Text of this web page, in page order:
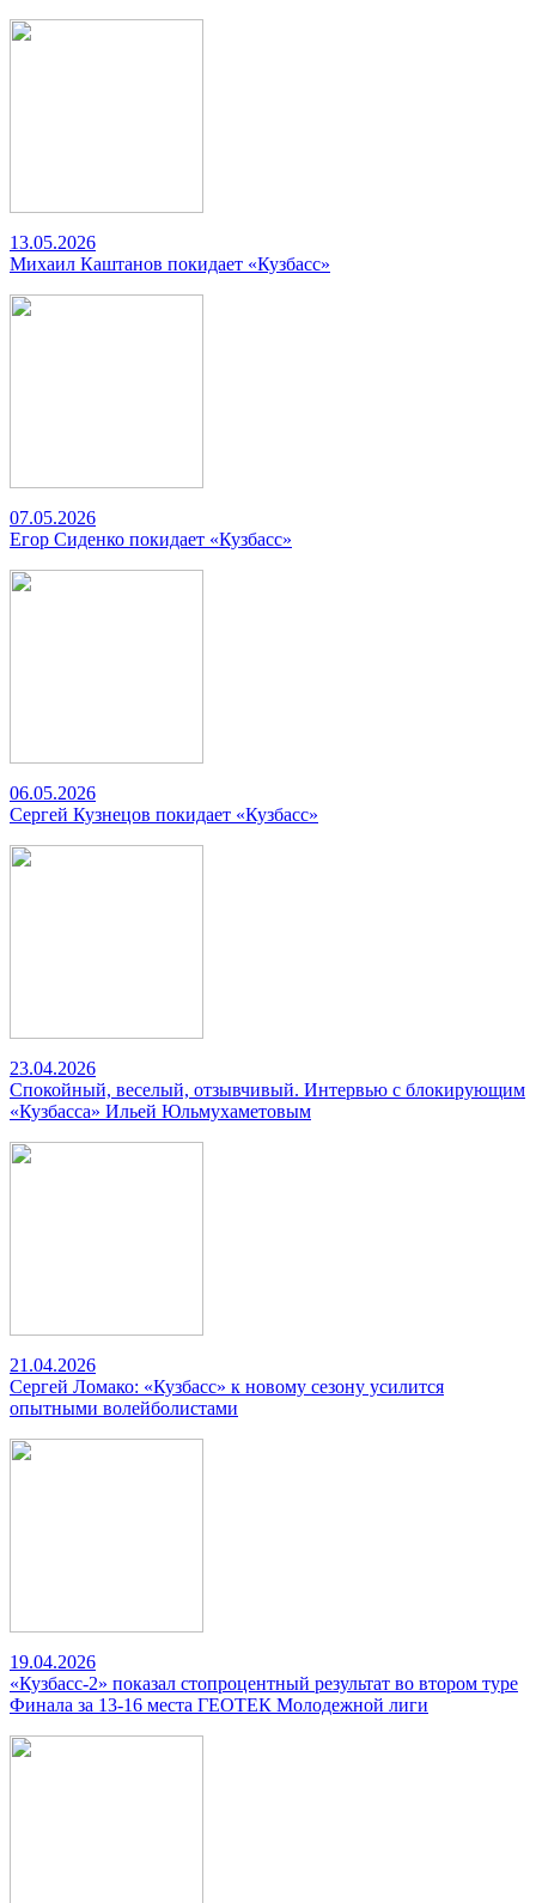
13.05.2026
Михаил Каштанов покидает «Кузбасс»
07.05.2026
Егор Сиденко покидает «Кузбасс»
06.05.2026
Сергей Кузнецов покидает «Кузбасс»
23.04.2026
Спокойный, веселый, отзывчивый. Интервью с блокирующим
«Кузбасса» Ильей Юльмухаметовым
21.04.2026
Сергей Ломако: «Кузбасс» к новому сезону усилится
опытными волейболистами
19.04.2026
«Кузбасс-2» показал стопроцентный результат во втором туре
Финала за 13-16 места ГЕОТЕК Молодежной лиги